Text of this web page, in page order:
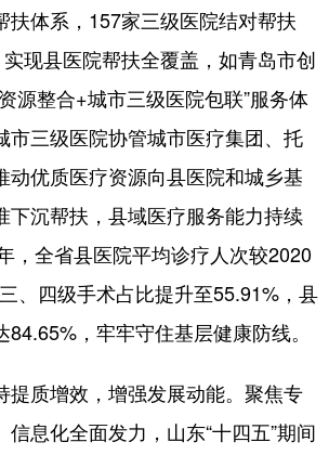
文旅 社会民生 山东产经
融媒秀 地市 科教
微视齐鲁
Español Français عربى
扶体系，157家三级医院结对帮扶
现县医院帮扶全覆盖，如青岛市创
源整合+城市三级医院包联”服务体
市三级医院协管城市医疗集团、托
动优质医疗资源向县医院和城乡基
下沉帮扶，县域医疗服务能力持续
，全省县医院平均诊疗人次较2020
、四级手术占比提升至55.91%，县
，牢牢守住基层健康防线。
质增效，增强发展动能。聚焦专
息化全面发力，山东“十四五”期间